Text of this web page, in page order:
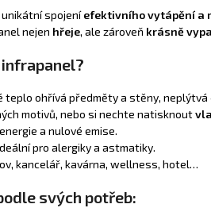
unikátní spojeníefektivního vytápění a
nejen hřeje, ale zároveň krásně
teplo ohřívá předměty a stěny, neplýtvá
motivů, nebo si nechte natisknout
a nulové emise.
pro alergiky a astmatiky.
kancelář, kavárna, wellness, hotel…
svých potřeb: